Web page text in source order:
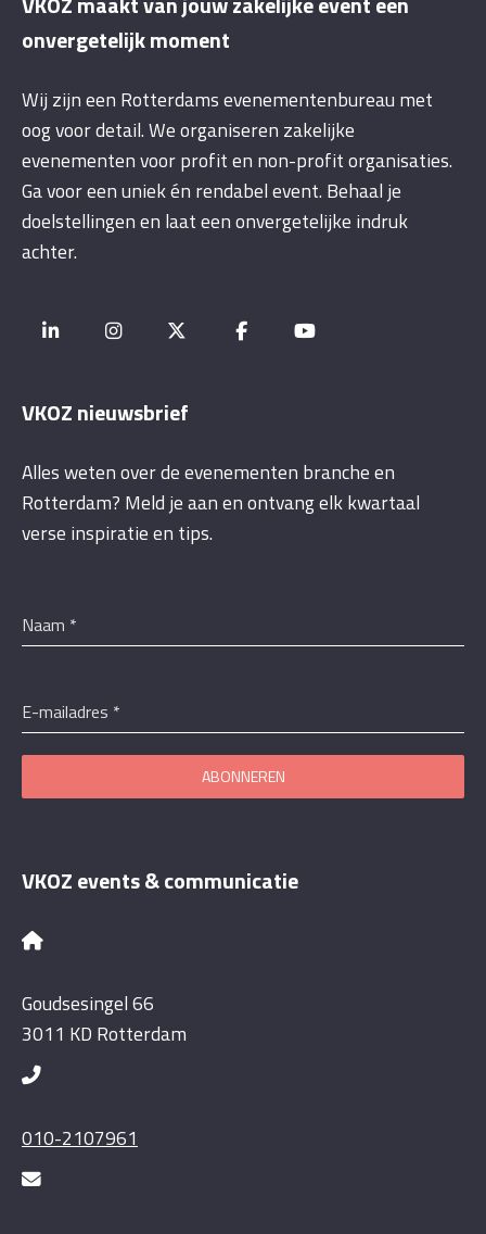
onvergetelijk moment
Wij zijn een Rotterdams evenementenbureau met
oog voor detail. We organiseren zakelijke
evenementen voor profit en non-profit organisaties.
Ga voor een uniek én rendabel event. Behaal je
doelstellingen en laat een onvergetelijke indruk
achter.
VKOZ nieuwsbrief
Alles weten over de evenementen branche en
Rotterdam? Meld je aan en ontvang elk kwartaal
verse inspiratie en tips.
Naam *
E-mailadres *
ABONNEREN
VKOZ events & communicatie
Goudsesingel 66
3011 KD Rotterdam
010-2107961